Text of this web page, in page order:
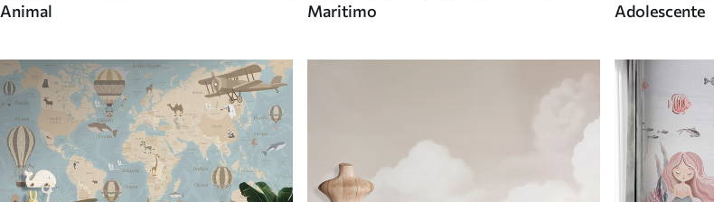
Animal Maritimo Adolescente